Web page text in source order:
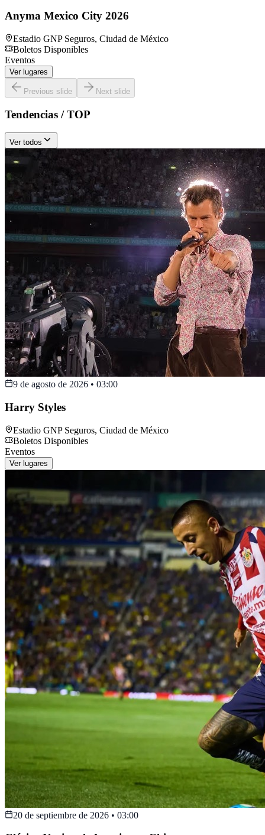
Anyma Mexico City 2026
Estadio GNP Seguros, Ciudad de México
Boletos Disponibles
Eventos
Ver lugares
Previous slide Next slide
Tendencias / TOP
Ver todos
9 de agosto de 2026 • 03:00
Harry Styles
Estadio GNP Seguros, Ciudad de México
Boletos Disponibles
Eventos
Ver lugares
20 de septiembre de 2026 • 03:00